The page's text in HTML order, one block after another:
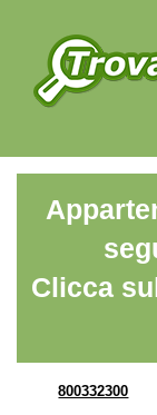
Clicca
800332300